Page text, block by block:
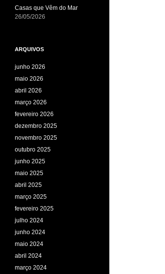
Casas que Vêm do Mar
26/05/2026
ARQUIVOS
junho 2026
maio 2026
abril 2026
março 2026
fevereiro 2026
dezembro 2025
novembro 2025
outubro 2025
junho 2025
maio 2025
abril 2025
março 2025
fevereiro 2025
julho 2024
junho 2024
maio 2024
abril 2024
março 2024